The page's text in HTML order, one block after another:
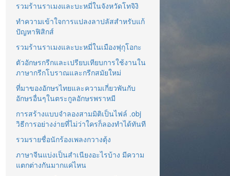
รวมร้านราเมงและบะหมี่ในจังหวัดโทจิงิ
ทำความเข้าใจการแปลงลาปลัสสำหรับแก้
ปัญหาฟิสิกส์
รวมร้านราเมงและบะหมี่ในเมืองฟุกุโอกะ
ตัวอักษรกรีกและเปรียบเทียบการใช้งานใน
ภาษากรีกโบราณและกรีกสมัยใหม่
ที่มาของอักษรไทยและความเกี่ยวพันกับ
อักษรอื่นๆในตระกูลอักษรพราหมี
การสร้างแบบจำลองสามมิติเป็นไฟล์ .obj
วิธีการอย่างง่ายที่ไม่ว่าใครก็ลองทำได้ทันที
รวมรายชื่อนักร้องเพลงกวางตุ้ง
ภาษาจีนแบ่งเป็นสำเนียงอะไรบ้าง มีความ
แตกต่างกันมากแค่ไหน